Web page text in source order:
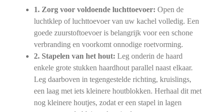
1. Zorg voor voldoende luchttoevoer: Open de
luchtklep of luchttoevoer van uw kachel volledig. Een
goede zuurstoftoevoer is belangrijk voor een schone
verbranding en voorkomt onnodige roetvorming.
2. Stapelen van het hout: Leg onderin de haard
enkele grote stukken haardhout parallel naast elkaar.
Leg daarboven in tegengestelde richting, kruislings,
een laag met iets kleinere houtblokken. Herhaal dit met
nog kleinere houtjes, zodat er een stapel in lagen